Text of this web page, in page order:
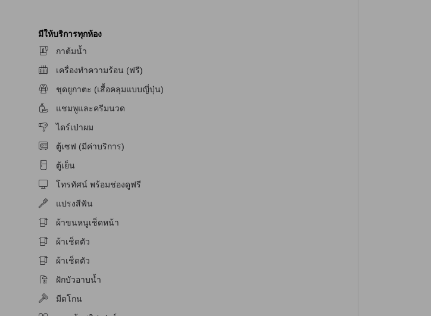
มีให้บริการทุกห้อง
กาต้มน้ำ
เครื่องทำความร้อน (ฟรี)
ชุดยูกาตะ (เสื้อคลุมแบบญี่ปุ่น)
แชมพูและครีมนวด
ไดร์เป่าผม
ตู้เซฟ (มีค่าบริการ)
ตู้เย็น
โทรทัศน์ พร้อมช่องดูฟรี
แปรงสีฟัน
ผ้าขนหนูเช็ดหน้า
ผ้าเช็ดตัว
ผ้าเช็ดตัว
ฝักบัวอาบน้ำ
มีดโกน